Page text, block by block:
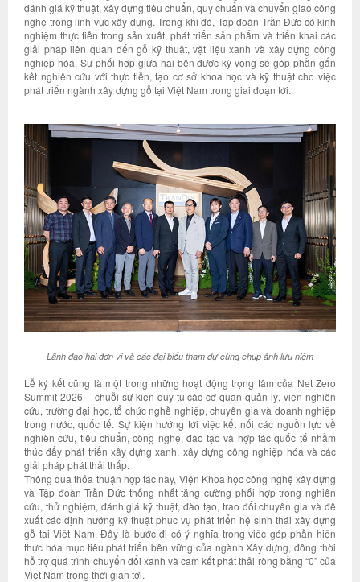
đánh giá kỹ thuật, xây dựng tiêu chuẩn, quy chuẩn và chuyển giao công
nghệ trong lĩnh vực xây dựng. Trong khi đó, Tập đoàn Trần Đức có kinh
nghiệm thực tiễn trong sản xuất, phát triển sản phẩm và triển khai các
giải pháp liên quan đến gỗ kỹ thuật, vật liệu xanh và xây dựng công
nghiệp hóa. Sự phối hợp giữa hai bên được kỳ vọng sẽ góp phần gắn
kết nghiên cứu với thực tiễn, tạo cơ sở khoa học và kỹ thuật cho việc
phát triển ngành xây dựng gỗ tại Việt Nam trong giai đoạn tới.
Lãnh đạo hai đơn vị và các đại biểu tham dự cùng chụp ảnh lưu niệm
Lễ ký kết cũng là một trong những hoạt động trọng tâm của Net Zero
Summit 2026 – chuỗi sự kiện quy tụ các cơ quan quản lý, viện nghiên
cứu, trường đại học, tổ chức nghề nghiệp, chuyên gia và doanh nghiệp
trong nước, quốc tế. Sự kiện hướng tới việc kết nối các nguồn lực về
nghiên cứu, tiêu chuẩn, công nghệ, đào tạo và hợp tác quốc tế nhằm
thúc đẩy phát triển xây dựng xanh, xây dựng công nghiệp hóa và các
giải pháp phát thải thấp.
Thông qua thỏa thuận hợp tác này, Viện Khoa học công nghệ xây dựng
và Tập đoàn Trần Đức thống nhất tăng cường phối hợp trong nghiên
cứu, thử nghiệm, đánh giá kỹ thuật, đào tạo, trao đổi chuyên gia và đề
xuất các định hướng kỹ thuật phục vụ phát triển hệ sinh thái xây dựng
gỗ tại Việt Nam. Đây là bước đi có ý nghĩa trong việc góp phần hiện
thực hóa mục tiêu phát triển bền vững của ngành Xây dựng, đồng thời
hỗ trợ quá trình chuyển đổi xanh và cam kết phát thải ròng bằng “0” của
Việt Nam trong thời gian tới.